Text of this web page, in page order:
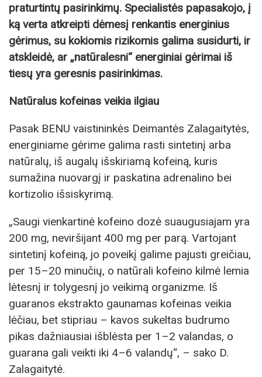
praturtintų pasirinkimų. Specialistės papasakojo, į
ką verta atkreipti dėmesį renkantis energinius
gėrimus, su kokiomis rizikomis galima susidurti, ir
atskleidė, ar „natūralesni“ energiniai gėrimai iš
tiesų yra geresnis pasirinkimas.
Natūralus kofeinas veikia ilgiau
Pasak BENU vaistininkės Deimantės Zalagaitytės,
energiniame gėrime galima rasti sintetinį arba
natūralų, iš augalų išskiriamą kofeiną, kuris
sumažina nuovargį ir paskatina adrenalino bei
kortizolio išsiskyrimą.
„Saugi vienkartinė kofeino dozė suaugusiajam yra
200 mg, neviršijant 400 mg per parą. Vartojant
sintetinį kofeiną, jo poveikį galime pajusti greičiau,
per 15–20 minučių, o natūrali kofeino kilmė lemia
lėtesnį ir tolygesnį jo veikimą organizme. Iš
guaranos ekstrakto gaunamas kofeinas veikia
lėčiau, bet stipriau – kavos sukeltas budrumo
pikas dažniausiai išblėsta per 1–2 valandas, o
guarana gali veikti iki 4–6 valandų“, – sako D.
Zalagaitytė.